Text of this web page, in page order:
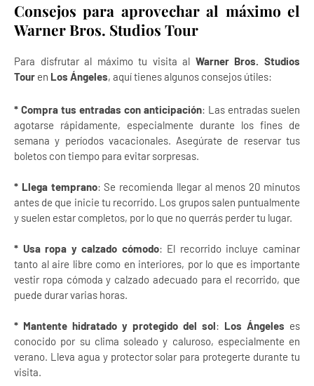
Consejos para aprovechar al máximo el
Warner Bros. Studios Tour
Para disfrutar al máximo tu visita al Warner Bros. Studios
Tour en Los Ángeles, aquí tienes algunos consejos útiles:
* Compra tus entradas con anticipación: Las entradas suelen
agotarse rápidamente, especialmente durante los fines de
semana y períodos vacacionales. Asegúrate de reservar tus
boletos con tiempo para evitar sorpresas.
* Llega temprano: Se recomienda llegar al menos 20 minutos
antes de que inicie tu recorrido. Los grupos salen puntualmente
y suelen estar completos, por lo que no querrás perder tu lugar.
* Usa ropa y calzado cómodo: El recorrido incluye caminar
tanto al aire libre como en interiores, por lo que es importante
vestir ropa cómoda y calzado adecuado para el recorrido, que
puede durar varias horas.
* Mantente hidratado y protegido del sol: Los Ángeles es
conocido por su clima soleado y caluroso, especialmente en
verano. Lleva agua y protector solar para protegerte durante tu
visita.